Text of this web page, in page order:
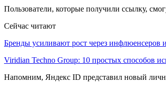
Пользователи, которые получили ссылку,
Сейчас читают
Бренды усиливают рост через инфлюенсеров
Viridian Techno Group: 10 простых способов
Напомним, Яндекс ID представил новый